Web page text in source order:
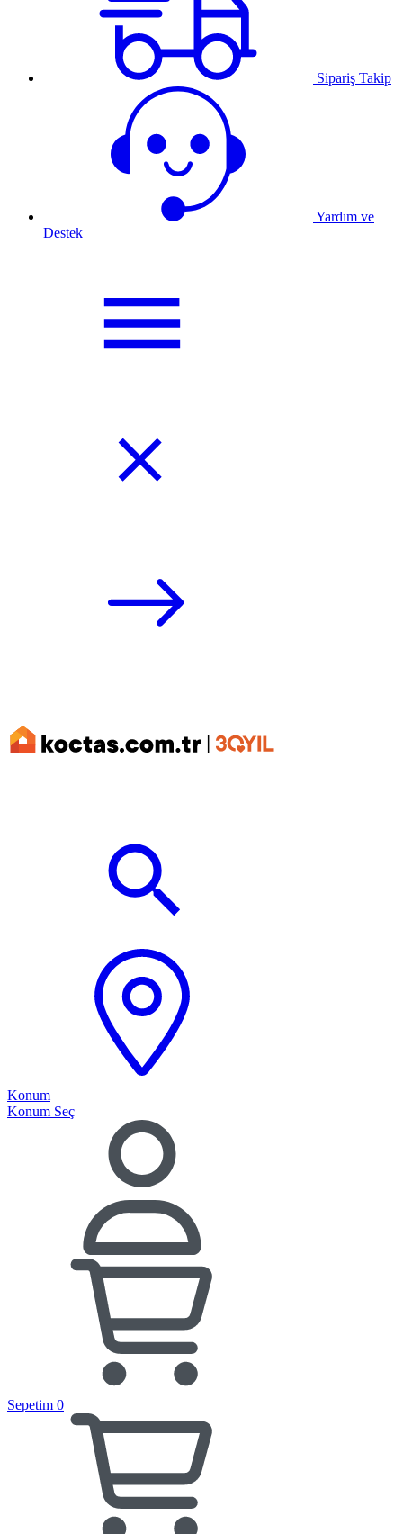
Sipariş Takip
Yardım ve
Destek
Konum
Konum Seç
Sepetim 0